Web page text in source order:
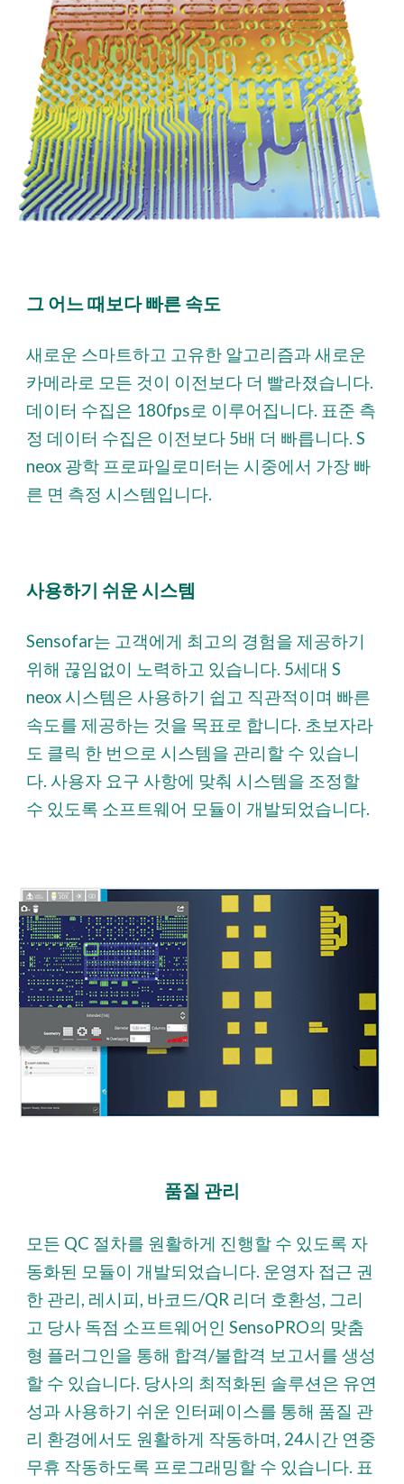
그 어느 때보다 빠른 속도
새로운 스마트하고 고유한 알고리즘과 새로운
카메라로 모든 것이 이전보다 더 빨라졌습니다.
데이터 수집은 180fps로 이루어집니다. 표준 측
정 데이터 수집은 이전보다 5배 더 빠릅니다. S
neox 광학 프로파일로미터는 시중에서 가장 빠
른 면 측정 시스템입니다.
사용하기 쉬운 시스템
Sensofar는 고객에게 최고의 경험을 제공하기
위해 끊임없이 노력하고 있습니다. 5세대 S
neox 시스템은 사용하기 쉽고 직관적이며 빠른
속도를 제공하는 것을 목표로 합니다. 초보자라
도 클릭 한 번으로 시스템을 관리할 수 있습니
다. 사용자 요구 사항에 맞춰 시스템을 조정할
수 있도록 소프트웨어 모듈이 개발되었습니다.
품질 관리
모든 QC 절차를 원활하게 진행할 수 있도록 자
동화된 모듈이 개발되었습니다. 운영자 접근 권
한 관리, 레시피, 바코드/QR 리더 호환성, 그리
고 당사 독점 소프트웨어인 SensoPRO의 맞춤
형 플러그인을 통해 합격/불합격 보고서를 생성
할 수 있습니다. 당사의 최적화된 솔루션은 유연
성과 사용하기 쉬운 인터페이스를 통해 품질 관
리 환경에서도 원활하게 작동하며, 24시간 연중
무휴 작동하도록 프로그래밍할 수 있습니다. 표